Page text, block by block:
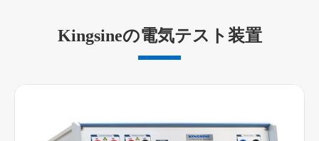
Kingsineの電気テスト装置